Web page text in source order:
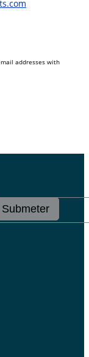
addresses with
Submeter